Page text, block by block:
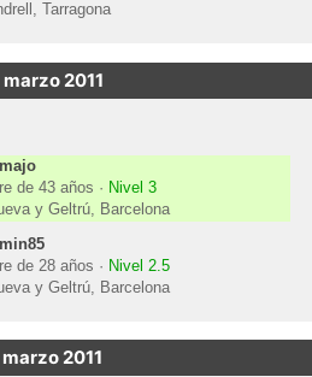
Tarragona
marzo 2011
de 43 años · Nivel 3
y Geltrú, Barcelona
de 28 años · Nivel 2.5
y Geltrú, Barcelona
2011